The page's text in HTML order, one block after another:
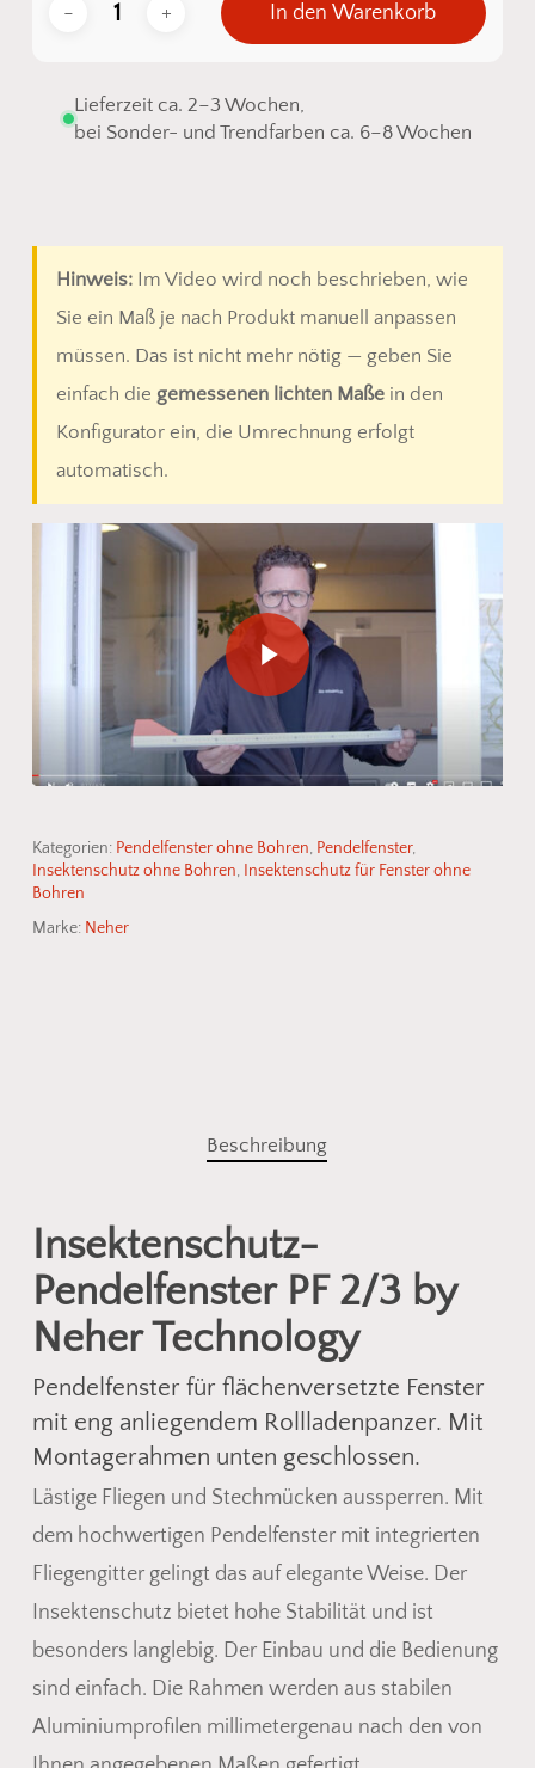
In den Warenkorb
Lieferzeit ca. 2–3 Wochen,
bei Sonder- und Trendfarben ca. 6–8 Wochen
Hinweis:Im Video wird noch beschrieben, wie
Sie ein Maß je nach Produkt manuell anpassen
müssen. Das ist nicht mehr nötig — geben Sie
einfach die gemessenen lichten Maßein den
Konfigurator ein, die Umrechnung erfolgt
automatisch.
Play Video
Kategorien: Pendelfenster ohne Bohren, Pendelfenster,
Insektenschutz ohne Bohren, Insektenschutz für Fenster ohne
Bohren
Marke: Neher
Beschreibung
Insektenschutz-
Pendelfenster PF 2/3 by
Neher Technology
Pendelfenster für flächenversetzte Fenster
mit eng anliegendem Rollladenpanzer. Mit
Montagerahmen unten geschlossen.
Lästige Fliegen und Stechmücken aussperren. Mit
dem hochwertigen Pendelfenster mit integrierten
Fliegengitter gelingt das auf elegante Weise. Der
Insektenschutz bietet hohe Stabilität und ist
besonders langlebig. Der Einbau und die Bedienung
sind einfach. Die Rahmen werden aus stabilen
Aluminiumprofilen millimetergenau nach den von